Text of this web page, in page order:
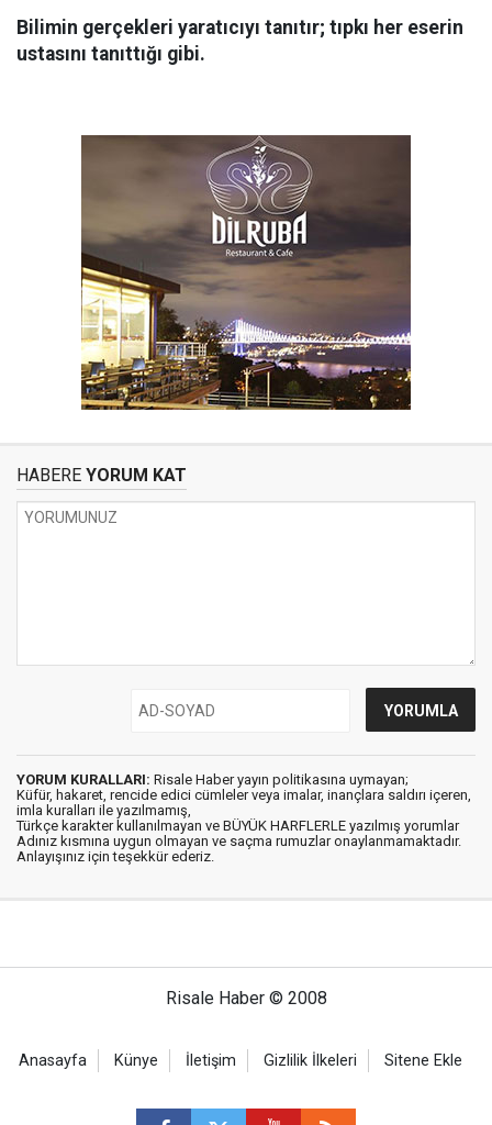
Bilimin gerçekleri yaratıcıyı tanıtır; tıpkı her eserin
ustasını tanıttığı gibi.
HABERE YORUM KAT
YORUM KURALLARI: Risale Haber yayın politikasına uymayan;
Küfür, hakaret, rencide edici cümleler veya imalar, inançlara saldırı içeren,
imla kuralları ile yazılmamış,
Türkçe karakter kullanılmayan ve BÜYÜK HARFLERLE yazılmış yorumlar
Adınız kısmına uygun olmayan ve saçma rumuzlar onaylanmamaktadır.
Anlayışınız için teşekkür ederiz.
Risale Haber © 2008
Anasayfa Künye İletişim Gizlilik İlkeleri Sitene Ekle